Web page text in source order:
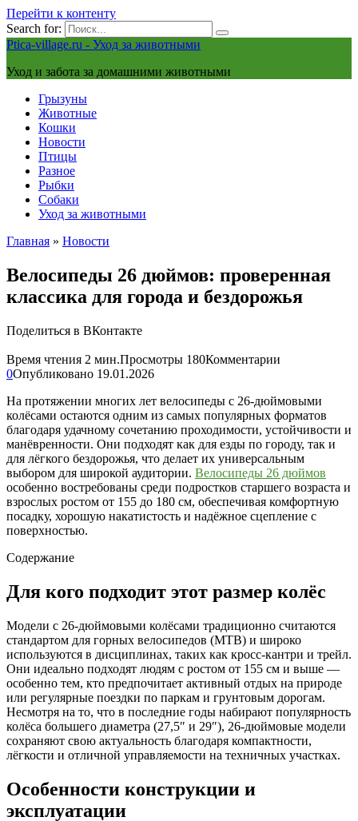
Перейти к контенту
Search for:
Ptica-village.ru - Уход за животными
Уход и забота за домашними животными
Грызуны
Животные
Кошки
Новости
Птицы
Разное
Рыбки
Собаки
Уход за животными
Главная » Новости
Велосипеды 26 дюймов: проверенная
классика для города и бездорожья
Поделиться в ВКонтакте
Время чтения 2 мин.Просмотры 180Комментарии
0Опубликовано 19.01.2026
На протяжении многих лет велосипеды с 26-дюймовыми
колёсами остаются одним из самых популярных форматов
благодаря удачному сочетанию проходимости, устойчивости и
манёвренности. Они подходят как для езды по городу, так и
для лёгкого бездорожья, что делает их универсальным
выбором для широкой аудитории. Велосипеды 26 дюймов
особенно востребованы среди подростков старшего возраста и
взрослых ростом от 155 до 180 см, обеспечивая комфортную
посадку, хорошую накатистость и надёжное сцепление с
поверхностью.
Содержание
Для кого подходит этот размер колёс
Модели с 26-дюймовыми колёсами традиционно считаются
стандартом для горных велосипедов (MTB) и широко
используются в дисциплинах, таких как кросс-кантри и трейл.
Они идеально подходят людям с ростом от 155 см и выше —
особенно тем, кто предпочитает активный отдых на природе
или регулярные поездки по паркам и грунтовым дорогам.
Несмотря на то, что в последние годы набирают популярность
колёса большего диаметра (27,5″ и 29″), 26-дюймовые модели
сохраняют свою актуальность благодаря компактности,
лёгкости и отличной управляемости на техничных участках.
Особенности конструкции и
эксплуатации